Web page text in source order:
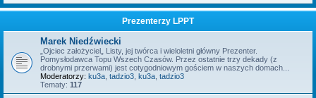
Prezenterzy LPPT
Marek Niedźwiecki
„Ojciec założyciel„ Listy, jej twórca i wieloletni główny Prezenter.
Pomysłodawca Topu Wszech Czasów. Przez ostatnie trzy dekady (z
drobnymi przerwami) jest cotygodniowym gościem w naszych domach...
Moderatorzy: ku3a tadzio3 ku3a tadzio3
Tematy: 117